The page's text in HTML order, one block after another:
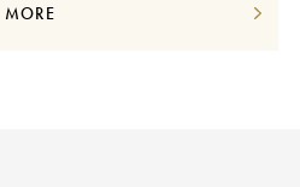
MORE